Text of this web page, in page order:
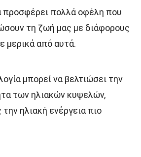
προσφέρει πολλά οφέλη που
τη ζωή μας με διάφορους
μερικά από αυτά.
μπορεί να βελτιώσει την
των ηλιακών κυψελών,
ηλιακή ενέργεια πιο